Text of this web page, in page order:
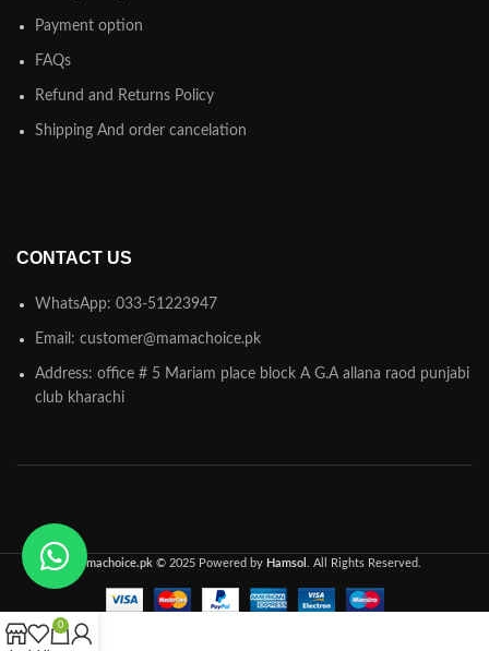
Payment option
FAQs
Refund and Returns Policy
Shipping And order cancelation
CONTACT US
WhatsApp: 033-51223947
Email: customer@mamachoice.pk
Address: office # 5 Mariam place block A G.A allana raod punjabi
club kharachi
Mamachoice.pk© 2025 Powered by Hamsol . All Rights Reserved.
0